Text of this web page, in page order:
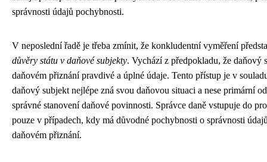
správnosti údajů pochybnosti.
V neposlední řadě je třeba zmínit, že konkludentní vyměření
důvěry státu v daňové subjekty. Vychází z předpokladu, že daňový
daňovém přiznání pravdivé a úplné údaje. Tento přístup je v
daňový subjekt nejlépe zná svou daňovou situaci a nese primární
správné stanovení daňové povinnosti. Správce daně vstupuje do
pouze v případech, kdy má důvodné pochybnosti o správnosti
daňovém přiznání.